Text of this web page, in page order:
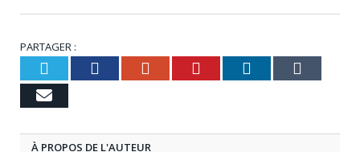
PARTAGER :
TwitterFacebookGoogle+Pinterest
LinkedIn
Email
À PROPOS DE L'AUTEUR